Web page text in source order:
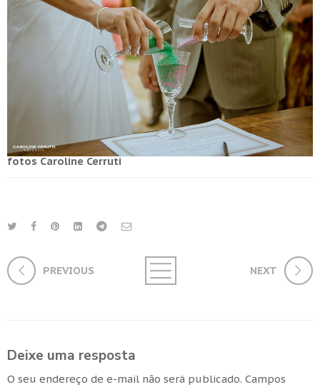
fotos Caroline Cerruti
PREVIOUS NEXT
Deixe uma resposta
O seu endereço de e-mail não será publicado. Campos